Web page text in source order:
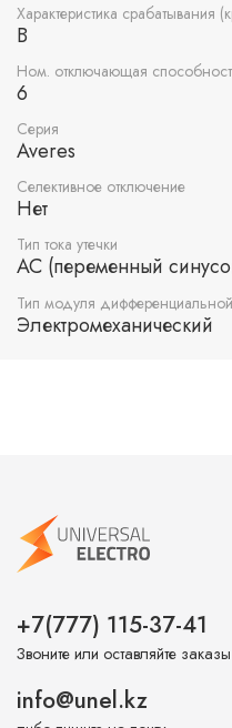
Характеристика срабатывания
B
Ном. отключающая
6
Серия
Averes
Селективное отключение
Нет
Тип тока утечки
AC (переменный
Тип модуля
Электромеханический
+7(777) 115-37-41
Звоните или оставляйте
info@unel.kz